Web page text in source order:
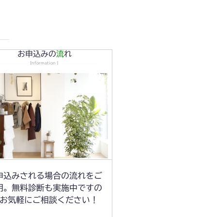
お申込みの流れ
InformationⅠ
込みされる場合の流れをご
。無料診断も実施中ですの
気軽にご相談ください！